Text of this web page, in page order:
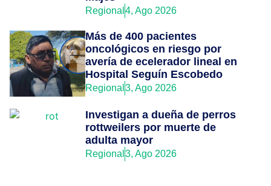
Regional 4, Ago 2026
Más de 400 pacientes
oncológicos en riesgo por
avería de ecelerador lineal en
Hospital Seguín Escobedo
Regional 3, Ago 2026
Investigan a dueña de perros
rottweilers por muerte de
adulta mayor
Regional 3, Ago 2026